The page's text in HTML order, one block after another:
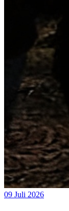
09 Juli 2026